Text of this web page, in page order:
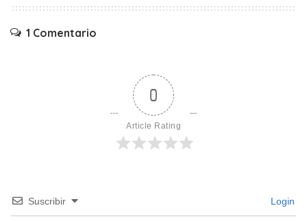
1 Comentario
0
Article Rating
Suscribir Login